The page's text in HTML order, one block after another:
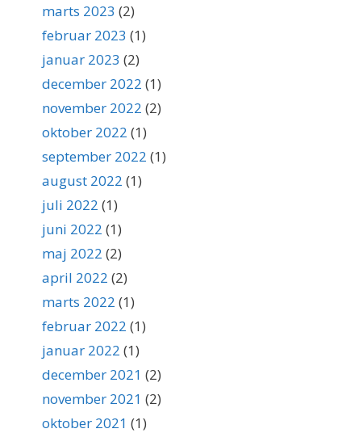
marts 2023 (2)
februar 2023 (1)
januar 2023 (2)
december 2022 (1)
november 2022 (2)
oktober 2022 (1)
september 2022 (1)
august 2022 (1)
juli 2022 (1)
juni 2022 (1)
maj 2022 (2)
april 2022 (2)
marts 2022 (1)
februar 2022 (1)
januar 2022 (1)
december 2021 (2)
november 2021 (2)
oktober 2021 (1)